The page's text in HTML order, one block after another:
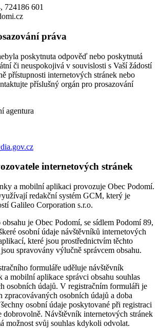
724186 601
práva
poskytnuta odpověď nebo poskytnutá
či neuspokojivá v souvislosti s Vaší žádostí
přístupnosti internetových stránek nebo
příslušný orgán pro prosazování
agentura
internetových stránek
a mobilní aplikaci provozuje Obec Podomí.
redakční systém GCM, který je
Galileo Corporation s.r.o.
obsahu je Obec Podomí, se sídlem Podomí 89,
osobní údaje návštěvníků internetových
které jsou prostřednictvím těchto
spravovány výlučně správcem obsahu.
formuláře uděluje návštěvník
a mobilní aplikace správci obsahu souhlas
osobních údajů. V registračním formuláři je
zpracovávaných osobních údajů a doba
osobní údaje poskytované při registraci
dobrovolně. Návštěvník internetových stránek
možnost svůj souhlas kdykoli odvolat.